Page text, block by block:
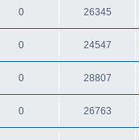
0 26345
0 24547
0 28807
0 26763